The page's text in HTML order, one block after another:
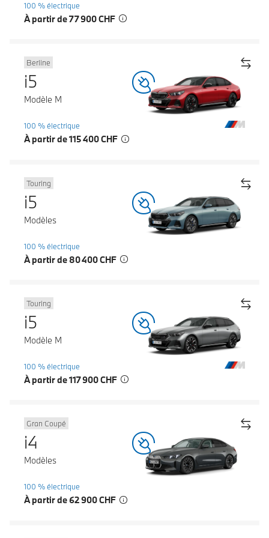
100 % électrique
À partir de 77 900 CHF
Berline
i5
Modèle M
100 % électrique
À partir de 115 400 CHF
Touring
i5
Modèles
100 % électrique
À partir de 80 400 CHF
Touring
i5
Modèle M
100 % électrique
À partir de 117 900 CHF
Gran Coupé
i4
Modèles
100 % électrique
À partir de 62 900 CHF